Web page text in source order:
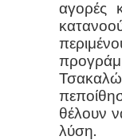
αγορές
θέλουν
λύση.